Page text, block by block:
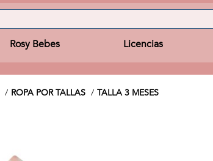
Rosy Bebes Licencias
ROPA POR TALLAS TALLA 3 MESES